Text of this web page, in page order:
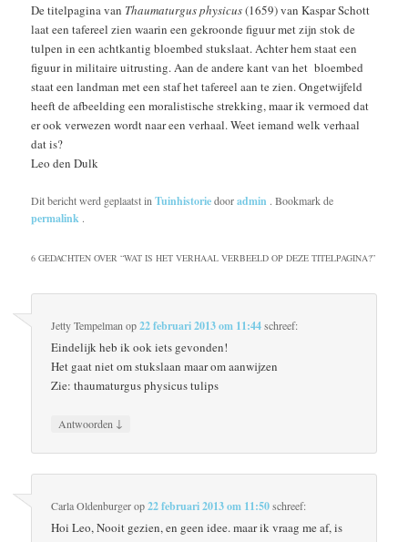
De titelpagina van Thaumaturgus physicus(1659) van Kaspar Schott
laat een tafereel zien waarin een gekroonde figuur met zijn stok de
tulpen in een achtkantig bloembed stukslaat. Achter hem staat een
figuur in militaire uitrusting. Aan de andere kant van het bloembed
staat een landman met een staf het tafereel aan te zien. Ongetwijfeld
heeft de afbeelding een moralistische strekking, maar ik vermoed dat
er ook verwezen wordt naar een verhaal. Weet iemand welk verhaal
dat is?
Leo den Dulk
Dit bericht werd geplaatst inTuinhistoriedooradmin . Bookmark de
permalink .
6 GEDACHTEN OVER “WAT IS HET VERHAAL VERBEELD OP DEZE TITELPAGINA?”
Jetty Tempelman op22 februari 2013 om 11:44schreef:
Eindelijk heb ik ook iets gevonden!
Het gaat niet om stukslaan maar om aanwijzen
Zie: thaumaturgus physicus tulips
Antwoorden ↓
Carla Oldenburgerop22 februari 2013 om 11:50schreef:
Hoi Leo, Nooit gezien, en geen idee. maar ik vraag me af, is